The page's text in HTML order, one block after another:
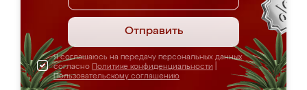
Отправить
Я соглашаюсь на передачу персональных данных
согласно Политике конфиденциальности
Пользовательскому соглашению